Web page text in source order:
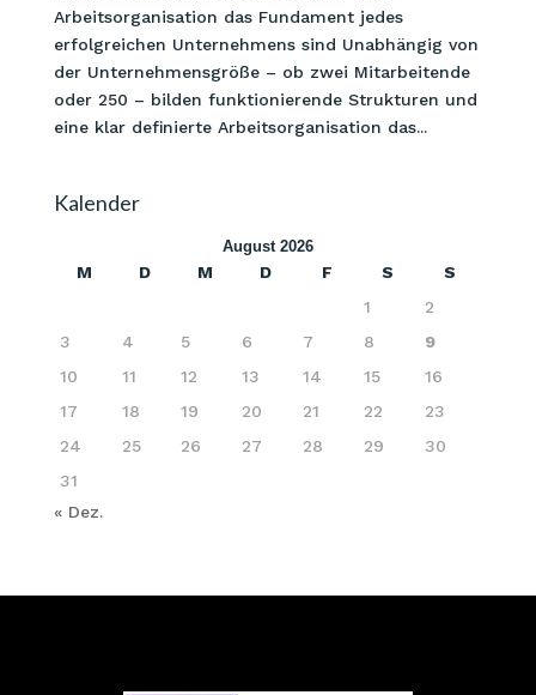
Arbeitsorganisation das Fundament jedes
erfolgreichen Unternehmens sind Unabhängig von
der Unternehmensgröße – ob zwei Mitarbeitende
oder 250 – bilden funktionierende Strukturen und
eine klar definierte Arbeitsorganisation das...
Kalender
August 2026
M D M D F S
S
1
2
3
4 5 6 7 8
9
10
11 12 13 14 15
16
17
18 19 20 21 22
23
24
25 26 27 28 29
30
31
« Dez.